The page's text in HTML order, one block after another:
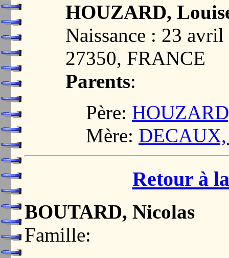
HOUZARD,
Naissance : 23
27350, FRANCE
Parents:
Père:
Mère: DECAUX,
Retour à
BOUTARD, Nicolas
Famille: